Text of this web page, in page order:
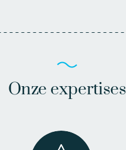
Onze expertises